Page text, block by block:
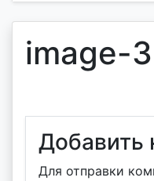
image-3
Добавить
Для отправки